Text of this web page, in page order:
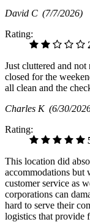
David C (7/7/2026)
Rating:
Just cluttered and
closed for the
all clean and the
Charles K (6/30/
Rating:
This location did
accommodations but
customer service as
corporations can
hard to serve their
logistics that provide